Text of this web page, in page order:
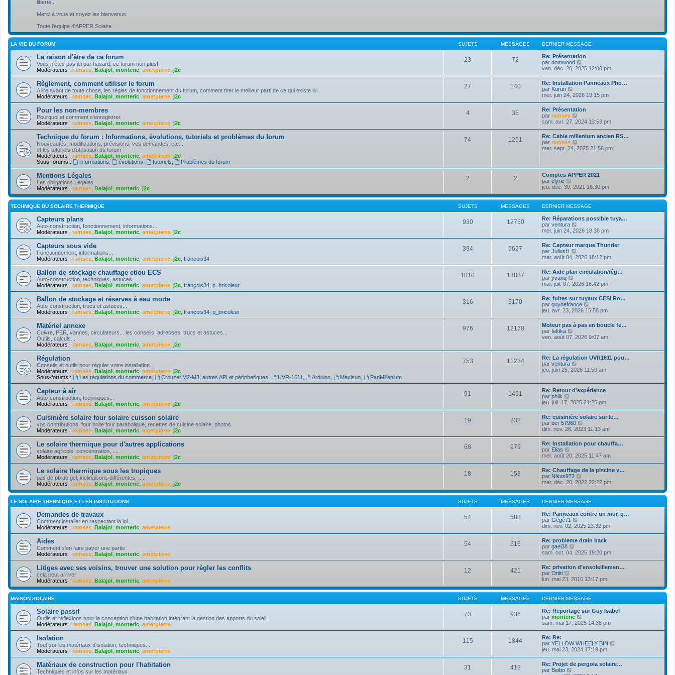
liberté .
Merci à vous et soyez les bienvenus.
Toute l'équipe d'APPER Solaire
LA VIE DU FORUM SUJETS MESSAGES DERNIER MESSAGE
La raison d'être de ce forum
Vous n'êtes pas ici par hasard, ce forum non plus!
Modérateurs : ramses Balajol monteric ametpierre j2c
23 72
Re: Présentation
par domwood
o
r
e
d
e
r
i
e
r
m
e
s
g
e
ven. déc. 26, 2025 12:00 pm
Règlement, comment utiliser le forum
A lire avant de toute chose, les règles de fonctionnement du forum, comment tirer le meilleur parti de ce qui existe ici.
Modérateurs : ramses Balajol monteric ametpierre j2c
27 140
Re: Installation Panneaux Pho…
par Kurun
o
l
e
d
e
r
n
i
m
e
s
s
a
g
mer. juin 24, 2026 19:15 pm
Pour les non-membres
Pourquoi et comment s'enregistrer.
Modérateurs : ramses Balajol monteric ametpierre j2c
4 35
Re: Présentation
par ramses
o
r
l
e
d
n
i
r
m
e
s
s
a
e
sam. avr. 27, 2024 13:53 pm
Technique du forum : Informations, évolutions, tutoriels et problèmes du forum
Nouveautés, modifications, prévisions, vos demandes, etc...
et les tutoriels d'utilisation du forum
Modérateurs : ramses Balajol monteric ametpierre j2c
Sous-forums :
informations évolutions tutoriels Problèmes du forum
74 1251
Re: Cable millenium ancien RS…
par ramses
o
e
d
e
r
n
i
e
r
m
s
s
a
e
mer. sept. 24, 2025 21:56 pm
Mentions Légales
Les obligations Légales
Modérateurs : ramses Balajol monteric j2c
2 2
Comptes APPER 2021
par clyric
o
r
l
d
e
r
n
i
e
r
m
e
s
s
a
jeu. déc. 30, 2021 16:30 pm
TECHNIQUE DU SOLAIRE THERMIQUE SUJETS MESSAGES DERNIER MESSAGE
Capteurs plans
Auto-construction, fonctionnement, informations...
Modérateurs : ramses Balajol monteric ametpierre j2c
930 12750
Re: Réparations possible tuya…
par ventura
o
l
e
d
e
r
i
e
r
m
e
s
s
a
e
mer. juin 24, 2026 18:38 pm
Capteurs sous vide
Fonctionnement, informations...
Modérateurs : ramses Balajol monteric ametpierre j2c françois34
394 5627
Re: Capteur marque Thunder
par JuliusH
o
l
e
d
e
r
n
i
e
r
m
e
s
a
g
mar. août 04, 2026 18:12 pm
Ballon de stockage chauffage et/ou ECS
Auto-construction, techniques, astuces,
Modérateurs : ramses Balajol monteric ametpierre j2c françois34 p_bricoleur
1010 13887
Re: Aide plan circulation/rég…
par yvanq
o
l
e
d
e
r
r
m
e
s
s
g
e
mar. juil. 07, 2026 16:42 pm
Ballon de stockage et réserves à eau morte
Auto-construction, trucs et astuces...
Modérateurs : ramses Balajol monteric ametpierre j2c françois34 p_bricoleur
316 5170
Re: fuites sur tuyaux CESI Ro…
par guydefrance
o
l
e
d
r
n
e
m
e
s
s
a
g
e
jeu. avr. 23, 2026 15:58 pm
Matériel annexe
Cuivre, PER, vannes, circulateurs... les conseils, adresses, trucs et astuces...
Outils, calculs...
Modérateurs : ramses Balajol monteric ametpierre j2c
976 12178
Moteur pas à pas en boucle fe…
par Iekika
o
l
e
d
e
n
i
r
m
e
s
s
a
g
e
ven. août 07, 2026 9:07 am
Régulation
Conseils et outils pour réguler votre installation...
Modérateurs : ramses Balajol monteric ametpierre j2c
Sous-forums :
Les régulations du commerce, Crouzet M2-M3, autres API et péripheriques UVR-1611 Arduino Maxisun PanMillenium
753 11234
Re: La régulation UVR1611 pou…
par ventura
o
e
d
e
r
n
i
e
r
m
e
s
s
a
g
e
jeu. juin 25, 2026 11:59 am
Capteur à air
Auto-construction, techniques...
Modérateurs : ramses Balajol monteric ametpierre j2c
91 1491
Re: Retour d'expérience
par philk
o
r
l
e
d
e
r
i
e
r
m
e
s
s
g
jeu. juil. 17, 2025 21:25 pm
Cuisinière solaire four solaire cuisson solaire
vos contributions, four boite four parabolique, recettes de cuisine solaire, photos
Modérateurs : ramses Balajol monteric ametpierre j2c
19 232
Re: cuisinière solaire sur le…
par ber 57960
o
l
e
d
e
r
i
e
r
m
e
s
a
dim. nov. 26, 2023 11:13 am
Le solaire thermique pour d'autres applications
solaire agricole, concentration, ....
Modérateurs : ramses Balajol monteric ametpierre j2c
68 979
Re: Installation pour chauffa…
par Elias
o
r
l
e
d
e
r
n
i
e
r
m
e
s
s
a
g
mer. août 20, 2025 11:47 am
Le solaire thermique sous les tropiques
pas de pb de gel, inclinaisons différentes, ....
Modérateurs : ramses Balajol monteric ametpierre j2c
18 153
Re: Chauffage de la piscine v…
par Nikus972
o
r
l
d
e
r
n
i
e
m
e
s
a
e
mar. déc. 20, 2022 22:22 pm
LE SOLAIRE THERMIQUE ET LES INSTITUTIONS SUJETS MESSAGES DERNIER MESSAGE
Demandes de travaux
Comment installer en respectant la loi
Modérateurs : ramses Balajol monteric ametpierre
54 588
Re: Panneaux contre un mur, q…
par Gégé71
o
l
e
d
e
r
i
e
r
m
e
s
s
a
dim. nov. 02, 2025 23:32 pm
Aides
Comment s'en faire payer une partie
Modérateurs : ramses Balajol monteric ametpierre
54 516
Re: probleme drain back
par gael38
o
l
e
d
e
r
n
i
e
r
m
e
s
a
sam. oct. 04, 2025 19:20 pm
Litiges avec ses voisins, trouver une solution pour règler les conflits
cela peut arriver
Modérateurs : ramses Balajol monteric ametpierre
12 421
Re: privation d’ensoleillemen…
par Ottiti
o
r
l
d
e
r
n
i
r
m
e
s
s
lun. mai 23, 2016 13:17 pm
MAISON SOLAIRE SUJETS MESSAGES DERNIER MESSAGE
Solaire passif
Outils et réflexions pour la conception d'une habitation intégrant la gestion des apports du soleil.
Modérateurs : ramses Balajol monteric ametpierre
73 936
Re: Reportage sur Guy Isabel
par monteric
o
e
d
e
r
sam. mai 17, 2025 14:38 pm
Isolation
Tout sur les matériaux d'isolation, techniques...
Modérateurs : ramses Balajol monteric ametpierre
115 1844
Re: Re:
par YELLOW WHEELY BIN
l
jeu. mai 23, 2024 17:19 pm
Matériaux de construction pour l'habitation
Techniques et infos sur les matériaux
31 413
Re: Projet de pergola solaire…
par Beibo